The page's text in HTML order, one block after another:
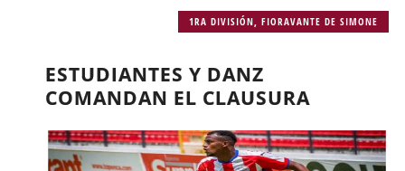
1RA DIVISIÓN ,FIORAVANTE DE SIMONE
ESTUDIANTES Y DANZ
COMANDAN EL CLAUSURA